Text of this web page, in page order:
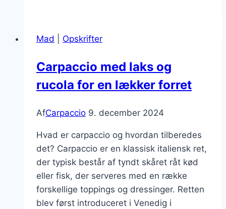
Mad
Opskrifter
Carpaccio med laks og
rucola for en lækker forret
AfCarpaccio 9. december 2024
Hvad er carpaccio og hvordan tilberedes
det? Carpaccio er en klassisk italiensk ret,
der typisk består af tyndt skåret råt kød
eller fisk, der serveres med en række
forskellige toppings og dressinger. Retten
blev først introduceret i Venedig i